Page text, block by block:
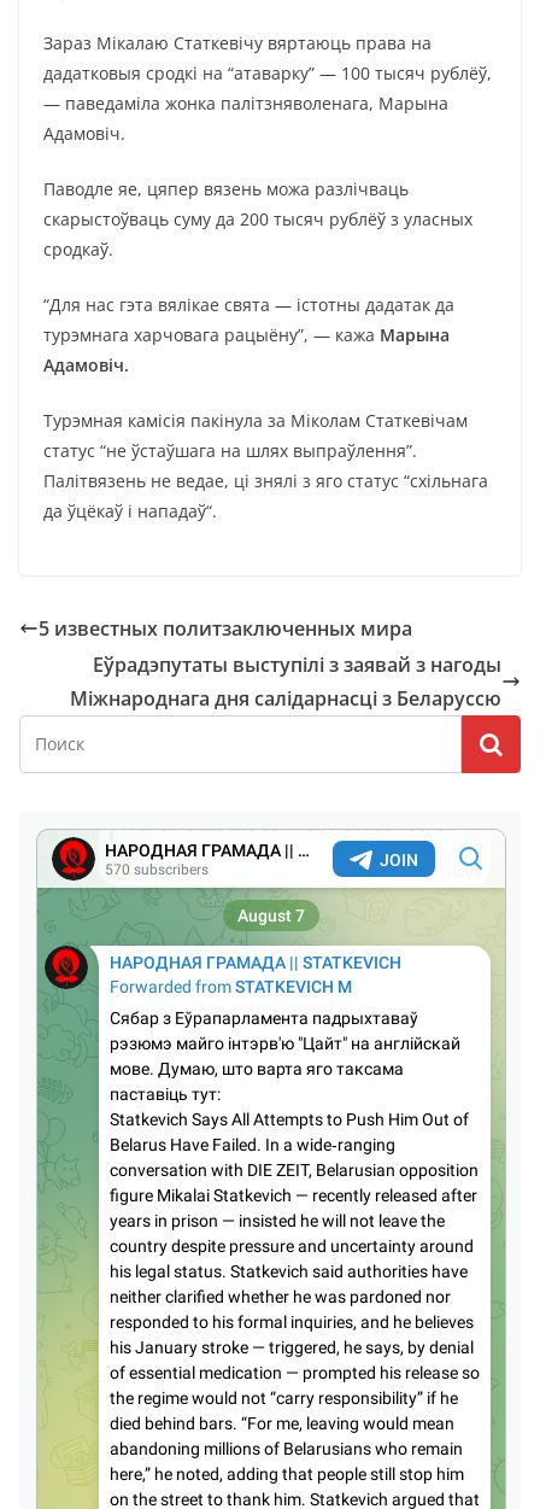
Зараз Мікалаю Статкевічу вяртаюць права на
дадатковыя сродкі на “атаварку” — 100 тысяч рублёў,
— паведаміла жонка палітзняволенага, Марына
Адамовіч.
Паводле яе, цяпер вязень можа разлічваць
скарыстоўваць суму да 200 тысяч рублёў з уласных
сродкаў.
“Для нас гэта вялікае свята — істотны дадатак да
турэмнага харчовага рацыёну”, — кажа Марына
Адамовіч.
Турэмная камісія пакінула за Міколам Статкевічам
статус “не ўстаўшага на шлях выпраўлення”.
Палітвязень не ведае, ці знялі з яго статус “схільнага
да ўцёкаў і нападаў“.
5 известных политзаключенных мира
Еўрадэпутаты выступілі з заявай з нагоды
Міжнароднага дня салідарнасці з Беларуссю